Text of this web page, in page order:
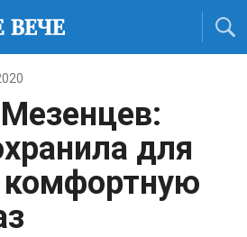
для
комфортную